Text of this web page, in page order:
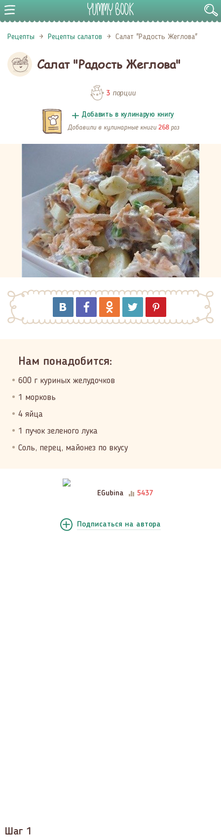
Рецепты Рецепты салатов Салат "Радость Жеглова"
Салат "Радость Жеглова"
3порции
Добавить в кулинарую книгу
Добавили в кулинарные книги 268 раз
Нам понадобится:
600 г куриных желудочков
1 морковь
4 яйца
1 пучок зеленого лука
Соль, перец, майонез по вкусу
EGubina 5437
Подписаться на автора
Шаг 1